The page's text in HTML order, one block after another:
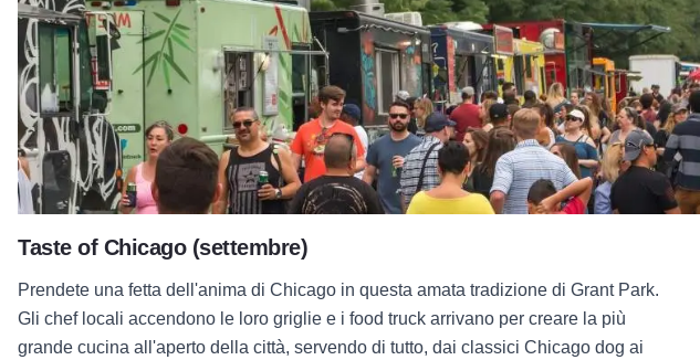
Taste of Chicago (settembre)
Prendete una fetta dell'anima di Chicago in questa amata tradizione di Grant Park.
Gli chef locali accendono le loro griglie e i food truck arrivano per creare la più
grande cucina all'aperto della città, servendo di tutto, dai classici Chicago dog ai